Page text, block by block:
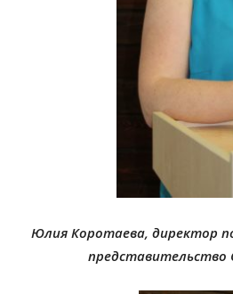
Юлия Коротаева, директор
представительство